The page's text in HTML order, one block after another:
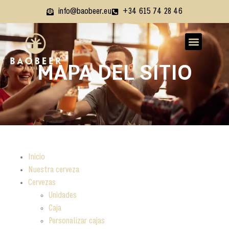
info@baobeer.eu +34 615 74 28 46
MAPA DEL SITIO
Inicio
Nuestra cerveza
Cervezas
Unidades
Caja
Personalizar cajas